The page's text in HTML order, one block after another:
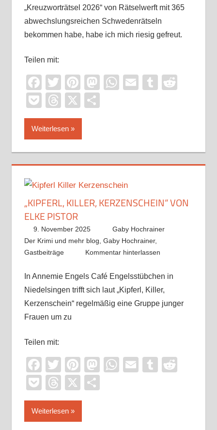
„Kreuzworträtsel 2026“ von Rätselwerft mit 365
abwechslungsreichen Schwedenrätseln
bekommen habe, habe ich mich riesig gefreut.
Teilen mit:
Facebook
TwitterPinterest
Mastodon
WhatsApp
EmailTumblr
PocketThreads
X
Weiterlesen
„KIPFERL, KILLER, KERZENSCHEIN“ VON
ELKE PISTOR
9. November 2025
Gaby Hochrainer
Der Krimi und mehr blog, Gaby Hochrainer,
Gastbeiträge
Kommentar hinterlassen
In Annemie Engels Café Engelsstübchen in
Niedelsingen trifft sich laut „Kipferl, Killer,
Kerzenschein“ regelmäßig eine Gruppe junger
Frauen um zu
Teilen mit:
Facebook
TwitterPinterest
Mastodon
WhatsApp
EmailTumblr
PocketThreads
X
Weiterlesen